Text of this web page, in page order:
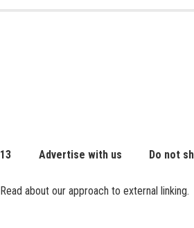
Advertise with us Do not
about our approach to external linking.